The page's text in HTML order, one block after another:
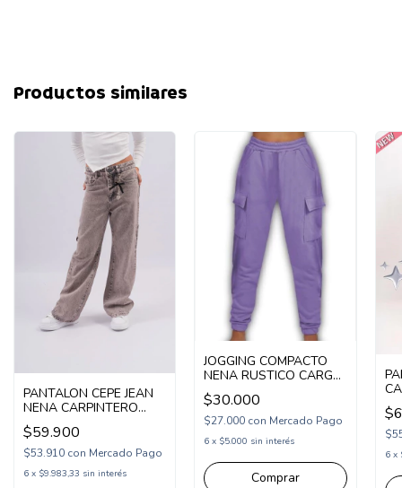
Productos similares
PANTALON CEPE JEAN
NENA CARPINTERO
AVELLANA (CP253405)
$59.900
$53.910 con Mercado Pago
6 x $9.983,33 sin interés
JOGGING COMPACTO
NENA RUSTICO CARGO
LISO (COM253276)
$30.000
$27.000 con Mercado Pago
6 x $5.000 sin interés
Comprar
6 x